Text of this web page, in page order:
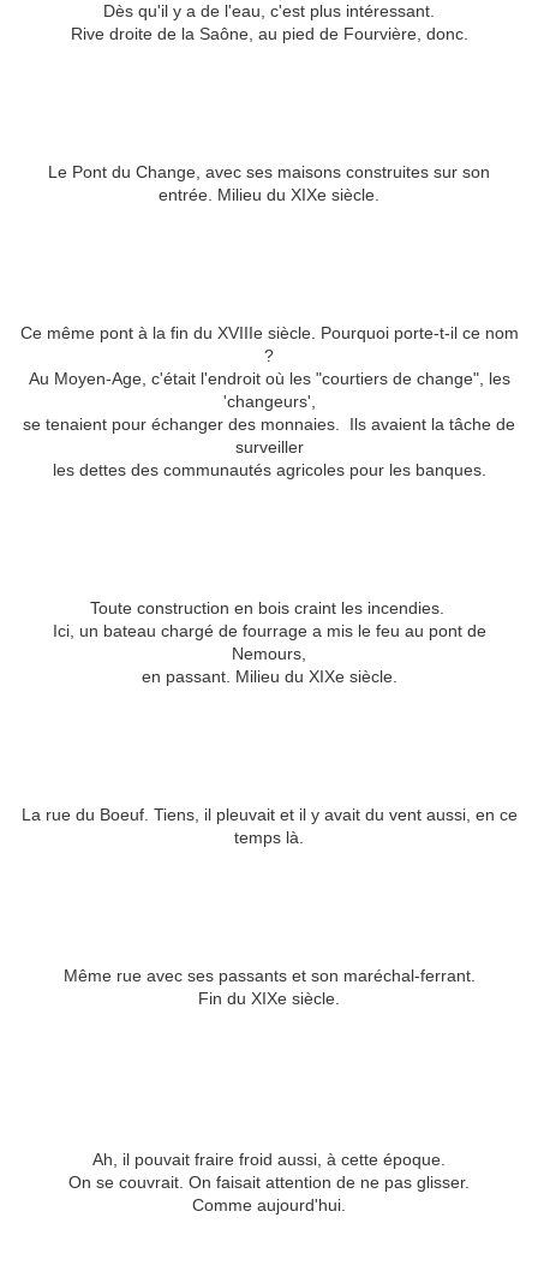
Dès qu'il y a de l'eau, c'est plus intéressant.
Rive droite de la Saône, au pied de Fourvière, donc.
Le Pont du Change, avec ses maisons construites sur son
entrée. Milieu du XIXe siècle.
Ce même pont à la fin du XVIIIe siècle. Pourquoi porte-t-il ce nom
?
Au Moyen-Age, c'était l'endroit où les "courtiers de change", les
'changeurs',
se tenaient pour échanger des monnaies. Ils avaient la tâche de
surveiller
les dettes des communautés agricoles pour les banques.
Toute construction en bois craint les incendies.
Ici, un bateau chargé de fourrage a mis le feu au pont de
Nemours,
en passant. Milieu du XIXe siècle.
La rue du Boeuf. Tiens, il pleuvait et il y avait du vent aussi, en ce
temps là.
Même rue avec ses passants et son maréchal-ferrant.
Fin du XIXe siècle.
Ah, il pouvait fraire froid aussi, à cette époque.
On se couvrait. On faisait attention de ne pas glisser.
Comme aujourd'hui.